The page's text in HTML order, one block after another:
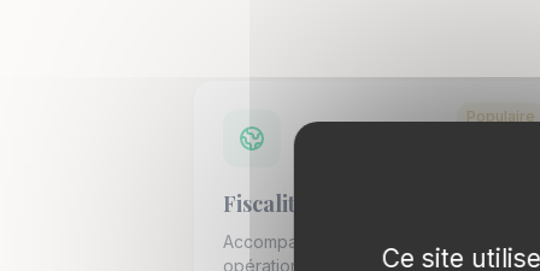
Populaire
Fiscalité internationale
Accompagnement fiscal des
opérations internationales. Résidence,
Ce site